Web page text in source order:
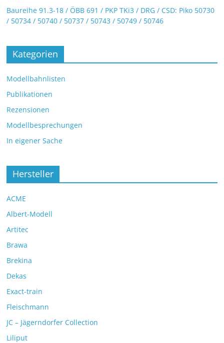
Baureihe 91.3-18 / ÖBB 691 / PKP TKi3 / DRG / CSD: Piko 50730
/ 50734 / 50740 / 50737 / 50743 / 50749 / 50746
Kategorien
Modellbahnlisten
Publikationen
Rezensionen
Modellbesprechungen
In eigener Sache
Hersteller
ACME
Albert-Modell
Artitec
Brawa
Brekina
Dekas
Exact-train
Fleischmann
JC – Jägerndorfer Collection
Liliput